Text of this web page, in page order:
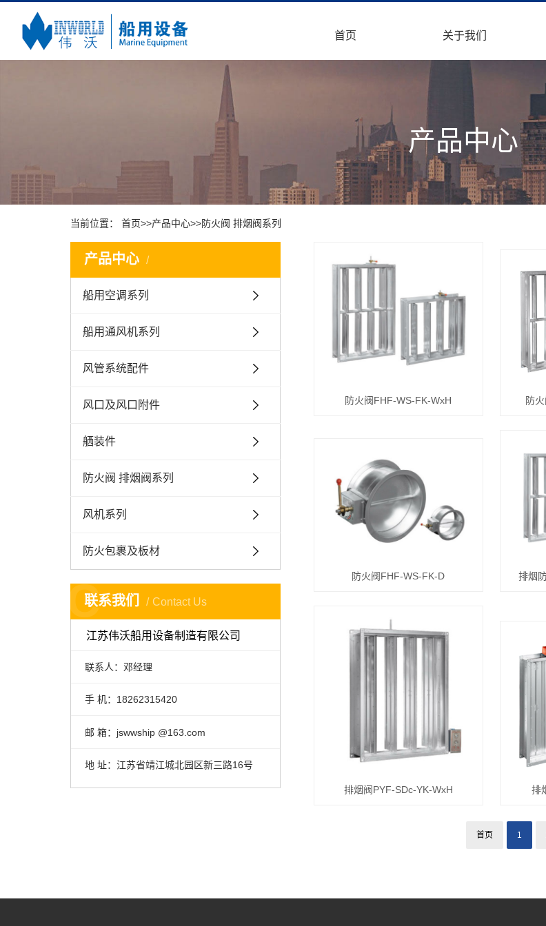
首页 关于我们
企业资质
工厂设备
工程案例
免责声明
产品中心
当前位置： 首页>>产品中心>>防火阀 排烟阀系列
产品中心
船用空调系列
船用通风机系列
风管系统配件
风口及风口附件
舾装件
防火阀 排烟阀系列
风机系列
防火包裹及板材
联系我们 Contact Us
C
江苏伟沃船用设备制造有限公司
联系人：邓经理
手 机：18262315420
邮 箱：jswwship @163.com
地 址：江苏省靖江城北园区新三路16号
防火阀FHF-WS-FK-WxH 防
防火阀FHF-WS-FK-D 排烟
排烟阀PYF-SDc-YK-WxH 排
首页 1